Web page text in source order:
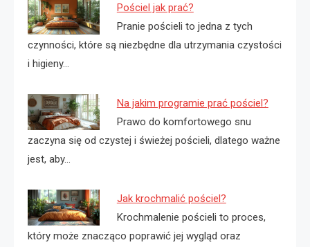
Pościel jak prać?
Pranie pościeli to jedna z tych
czynności, które są niezbędne dla utrzymania czystości
i higieny…
Na jakim programie prać pościel?
Prawo do komfortowego snu
zaczyna się od czystej i świeżej pościeli, dlatego ważne
jest, aby…
Jak krochmalić pościel?
Krochmalenie pościeli to proces,
który może znacząco poprawić jej wygląd oraz